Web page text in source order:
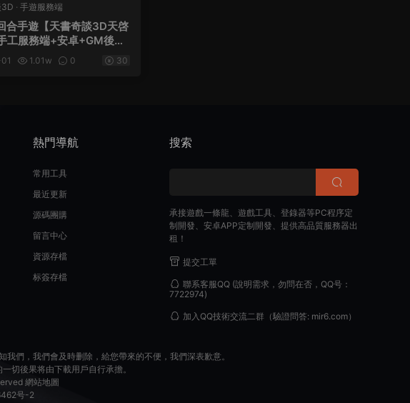
· 手遊服務端
合手遊【天書奇談3D天啓
工服務端+安卓+GM後台
視頻架設教程
1.01w 0 30
熱門導航
常用工具
最近更新
源碼團購
留言中心
資源存檔
标簽存檔
搜索
承接遊戲一條龍、遊戲工具、登錄器等PC程序定
制開發、安卓APP定制開發、提供高品質服務器出
租！
提交工單
聯系客服QQ(說明需求，勿問在否，QQ号：
7722974)
加入QQ技術交流二群（驗證問答: mir6.com）
們，我們會及時删除，給您帶來的不便，我們深表歉意。
切後果将由下載用戶自行承擔。
網站地圖
号-2